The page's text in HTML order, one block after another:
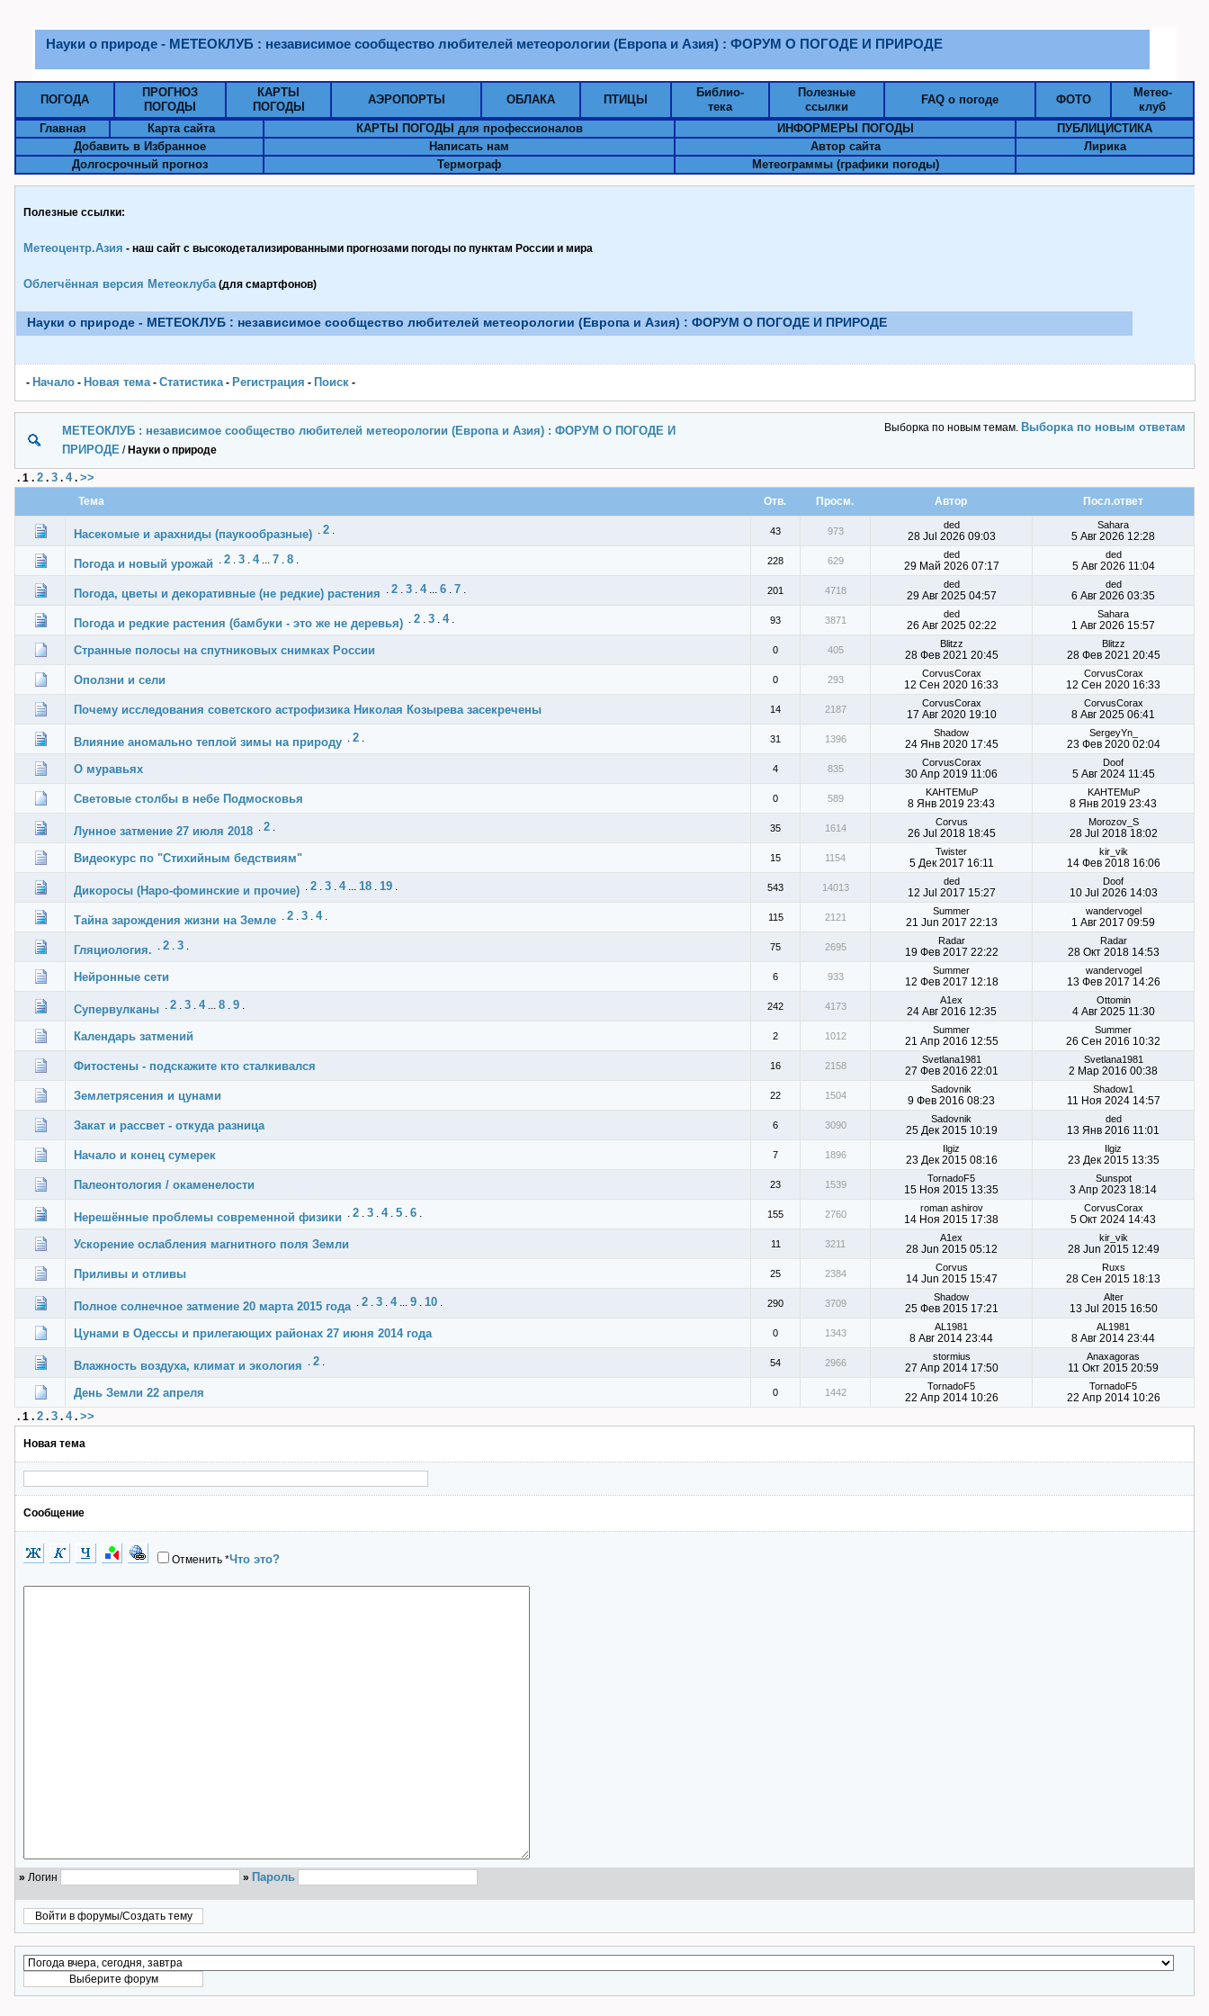
Науки о природе - МЕТЕОКЛУБ : независимое сообщество любителей метеорологии (Европа и Азия) : ФОРУМ О ПОГОДЕ И ПРИРОДЕ
ПОГОДА
ПРОГНОЗ
ПОГОДЫ
КАРТЫ
ПОГОДЫ
АЭРОПОРТЫ ОБЛАКА ПТИЦЫ
Библио-
тека
Полезные
ссылки
FAQ о погоде ФОТО
Метео-
клуб
Главная
Карта сайта КАРТЫ ПОГОДЫ для профессионалов ИНФОРМЕРЫ ПОГОДЫ
ПУБЛИЦИСТИКА
Добавить в Избранное
Написать нам Автор сайта
Лирика
Долгосрочный прогноз
Термограф Метеограммы (графики погоды)
Полезные ссылки:
Метеоцентр.Азия - наш сайт с высокодетализированными прогнозами погоды по пунктам Pоссии и мира
Облегчённая версия Метеоклуба(для смартфонов)
Науки о природе - МЕТЕОКЛУБ : независимое сообщество любителей метеорологии (Европа и Азия) : ФОРУМ О ПОГОДЕ И ПРИРОДЕ
- Начало - Новая тема- Статистика- Pегистрация - Поиск -
МЕТЕОКЛУБ : независимое сообщество любителей метеорологии (Европа и Азия) : ФОРУМ О ПОГОДЕ И
ПРИРОДЕ / Науки о природе
Выборка по новым темам. Выборка по новым ответам
. 1 . 2 . 3 . 4. >>
Тема Отв. Просм. Автор Посл.ответ
Насекомые и арахниды (паукообразные) . 2 . 43 973
ded
28 Jul 2026 09:03
Sahara
5 Авг 2026 12:28
Погода и новый урожай . 2 . 3 . 4... 7 . 8 . 228 629
ded
29 Май 2026 07:17
ded
5 Авг 2026 11:04
Погода, цветы и декоративные (не редкие) растения . 2 . 3 . 4... 6 . 7 . 201 4718
ded
29 Авг 2025 04:57
ded
6 Авг 2026 03:35
Погода и редкие растения (бамбуки - это же не деревья) . 2 . 3 . 4. 93 3871
ded
26 Авг 2025 02:22
Sahara
1 Авг 2026 15:57
Странные полосы на спутниковых снимках России 0 405
Blitzz
28 Фев 2021 20:45
Blitzz
28 Фев 2021 20:45
Оползни и сели 0 293
CorvusCorax
12 Сен 2020 16:33
CorvusCorax
12 Сен 2020 16:33
Почему исследования советского астрофизика Николая Козырева засекречены 14 2187
CorvusCorax
17 Авг 2020 19:10
CorvusCorax
8 Авг 2025 06:41
Влияние аномально теплой зимы на природу . 2 . 31 1396
Shadow
24 Янв 2020 17:45
SergeyYn_
23 Фев 2020 02:04
О муравьях 4 835
CorvusCorax
30 Апр 2019 11:06
Doof
5 Авг 2024 11:45
Световые столбы в небе Подмосковья 0 589
KAHTEMuP
8 Янв 2019 23:43
KAHTEMuP
8 Янв 2019 23:43
Лунное затмение 27 июля 2018 . 2 . 35 1614
Corvus
26 Jul 2018 18:45
Morozov_S
28 Jul 2018 18:02
Видеокурс по "Стихийным бедствиям" 15 1154
Twister
5 Дек 2017 16:11
kir_vik
14 Фев 2018 16:06
Дикоросы (Наро-фоминские и прочие) . 2 . 3 . 4... 18 . 19 . 543 14013
ded
12 Jul 2017 15:27
Doof
10 Jul 2026 14:03
Тайна зарождения жизни на Земле . 2 . 3 . 4. 115 2121
Summer
21 Jun 2017 22:13
wandervogel
1 Авг 2017 09:59
Гляциология. . 2 . 3 . 75 2695
Radar
19 Фев 2017 22:22
Radar
28 Окт 2018 14:53
Нейронные сети 6 933
Summer
12 Фев 2017 12:18
wandervogel
13 Фев 2017 14:26
Супервулканы . 2 . 3 . 4... 8 . 9 . 242 4173
A1ex
24 Авг 2016 12:35
Ottomin
4 Авг 2025 11:30
Календарь затмений 2 1012
Summer
21 Апр 2016 12:55
Summer
26 Сен 2016 10:32
Фитостены - подскажите кто сталкивался 16 2158
Svetlana1981
27 Фев 2016 22:01
Svetlana1981
2 Мар 2016 00:38
Землетрясения и цунами 22 1504
Sadovnik
9 Фев 2016 08:23
Shadow1
11 Ноя 2024 14:57
Закат и рассвет - откуда разница 6 3090
Sadovnik
25 Дек 2015 10:19
ded
13 Янв 2016 11:01
Начало и конец сумерек 7 1896
Ilgiz
23 Дек 2015 08:16
Ilgiz
23 Дек 2015 13:35
Палеонтология / окаменелости 23 1539
TornadoF5
15 Ноя 2015 13:35
Sunspot
3 Апр 2023 18:14
Нерешённые проблемы современной физики . 2 . 3 . 4. 5 . 6 . 155 2760
roman ashirov
14 Ноя 2015 17:38
CorvusCorax
5 Окт 2024 14:43
Ускорение ослабления магнитного поля Земли 11 3211
A1ex
28 Jun 2015 05:12
kir_vik
28 Jun 2015 12:49
Приливы и от­л­­ив­­ы 25 2384
Corvus
14 Jun 2015 15:47
Ruxs
28 Сен 2015 18:13
Полное солнечное затмение 20 марта 2015 года . 2 . 3 . 4... 9 . 10 . 290 3709
Shadow
25 Фев 2015 17:21
Alter
13 Jul 2015 16:50
Цунами в Одессы и прилегающих районах 27 июня 2014 года 0 1343
AL1981
8 Авг 2014 23:44
AL1981
8 Авг 2014 23:44
Влажность воздуха, климат и экология . 2 . 54 2966
stormius
27 Апр 2014 17:50
Anaxagoras
11 Окт 2015 20:59
День Земли 22 апреля 0 1442
TornadoF5
22 Апр 2014 10:26
TornadoF5
22 Апр 2014 10:26
. 1 . 2 . 3 . 4. >>
Новая тема
Сообщение
Отменить *Что это?
» Логин » Пароль